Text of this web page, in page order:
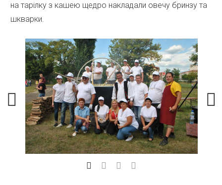
на тарілку з кашею щедро накладали овечу бринзу та
шкварки.